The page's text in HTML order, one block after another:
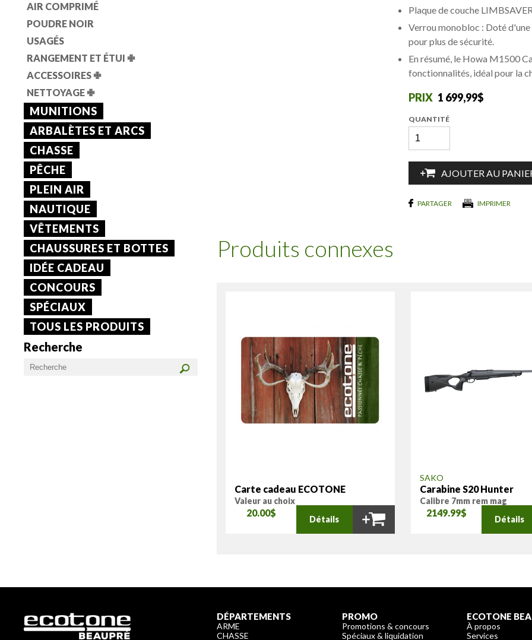
AIR COMPRIMÉ
POUDRE NOIR
USAGÉS
RANGEMENT ET ÉTUI ✙
ACCESSOIRES ✙
NETTOYAGE ✙
MUNITIONS
ARBALÈTES ET ARCS
CHASSE
PÊCHE
PLEIN AIR
NAUTIQUE
VÊTEMENTS
CHAUSSURES ET BOTTES
IDÉE CADEAU
CONCOURS
SPÉCIAUX
TOUS LES PRODUITS
Recherche
Plaque de couche
Verrou monobloc : Doté
pour plus de sécurité.
En résumé, le Howa M1500
fonctionnalités, idéal pour la
1 699,99$
QUANTITÉ
AJOUTER AU
PARTAGER IMPRIMER
Produits connexes
Carte cadeau ECOTONE
Valeur au choix
20.00$
Détails
SAKO
Carabine S20 Hunter
Calibre 7mm rem mag
2149.99$
Détails
DÉPARTEMENTS
ARME
CHASSE
PROMO
Promotions & concours
Spéciaux & liquidation
ECOTONE
À propos
Services